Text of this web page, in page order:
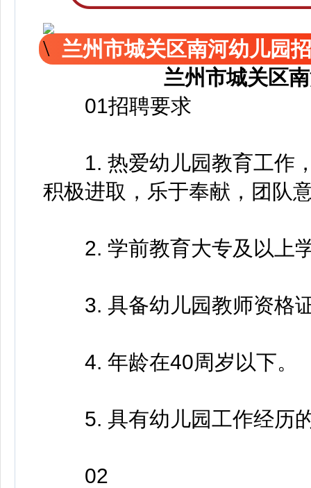
兰州市城关区南河幼儿园
兰州市城关区
01招聘要求
1. 热爱幼儿园教育工作，
积极进取，乐于奉献，团队
2. 学前教育大专及以上
3. 具备幼儿园教师资格
4. 年龄在40周岁以下。
5. 具有幼儿园工作经历
02